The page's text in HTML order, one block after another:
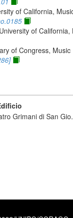
of California,
of California,
of Congress, Music
Grimani di San